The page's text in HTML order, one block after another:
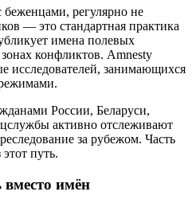
регулярно не
— это стандартная практика
имена полевых
конфликтов. Amnesty
исследователей, занимающихся
России, Беларуси,
активно отслеживают
за рубежом. Часть
путь.
вместо имён